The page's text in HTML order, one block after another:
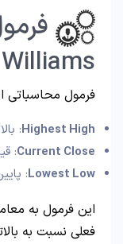
فرمول محاسباتی
Highest High
:
Current Close
:
Lowest Low
:
این فرمول به
فعلی نسبت به